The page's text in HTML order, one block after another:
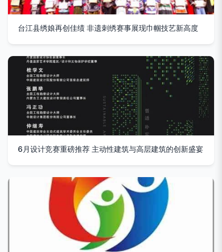
台江县绣娘再创佳绩 非遗刺绣赛事展现巾帼技艺新高度
6月设计竞赛重磅推荐 主动性建筑与高层建筑的创新盛宴